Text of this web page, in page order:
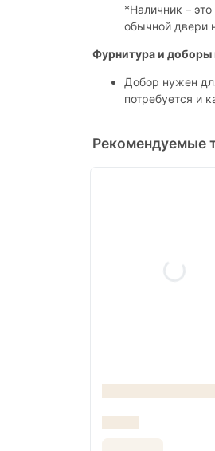
*Наличник –
обычной двери
Фурнитура и доборы
Добор нужен
потребуется и
Рекомендуемые